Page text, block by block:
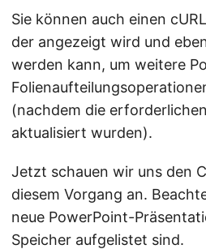
Sie können auch einen
der angezeigt wird und
werden kann, um weitere
(nachdem die
aktualisiert wurden).
Jetzt schauen wir uns den
diesem Vorgang an.
neue PowerPoint-
Speicher aufgelistet sind.